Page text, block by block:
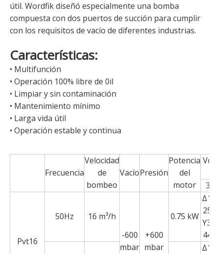
útil. Wordfik diseñó especialmente una bomba
compuesta con dos puertos de succión para cumplir
con los requisitos de vacío de diferentes industrias.
Características:
• Multifunción
• Operación 100% libre de 0il
• Limpiar y sin contaminación
• Mantenimiento mínimo
• Larga vida útil
• Operación estable y continua
Frecuencia
Velocidad
de
bombeo
VacíoPresión
Potencia
del
motor
Pvt16
50Hz
16 m³/h
-600
mbar
+600
mbar
0.75 kW
255
440